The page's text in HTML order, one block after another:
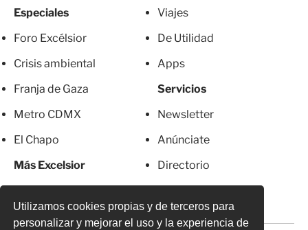
Utilizamos cookies propias y de terceros para
personalizar y mejorar el uso y la experiencia de
Especiales
Foro Excélsior
Crisis ambiental
Franja de Gaza
Metro CDMX
El Chapo
Más Excelsior
Viajes
De Utilidad
Apps
Servicios
Newsletter
Anúnciate
Directorio